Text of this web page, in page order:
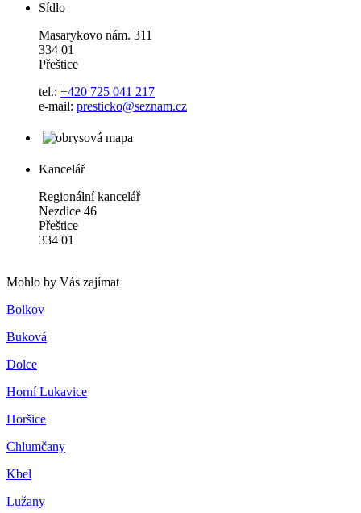
Sídlo
Masarykovo nám. 311
334 01
Přeštice
tel.: +420 725 041 217
e-mail: presticko@seznam.cz
Kancelář
Regionální kancelář
Nezdice 46
Přeštice
334 01
Mohlo by Vás zajímat
Bolkov
Buková
Dolce
Horní Lukavice
Horšice
Chlumčany
Kbel
Lužany